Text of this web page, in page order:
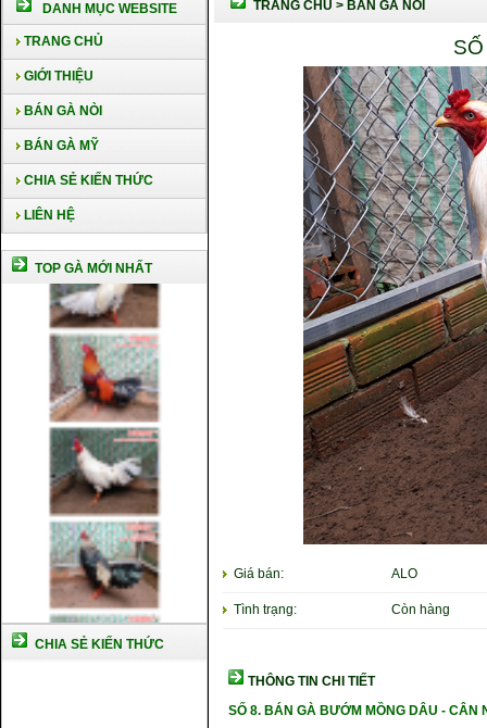
DANH MỤC WEBSITE
TRANG CHỦ
GIỚI THIỆU
BÁN GÀ NÒI
BÁN GÀ MỸ
CHIA SẺ KIẾN THỨC
LIÊN HỆ
TOP GÀ MỚI NHẤT
CHIA SẺ KIẾN THỨC
TRANG CHỦ > BÁN GÀ NÒI
Giá bán: ALO
Tình trạng: Còn hàng
THÔNG TIN CHI TIẾT
SỐ 8.BÁN GÀ BƯỚM MỒNG DÂU -CÂN